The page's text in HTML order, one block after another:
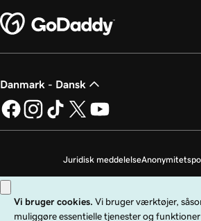
Danmark - Dansk
Juridisk meddelelse
Copyright © 1999 - 2026 GoDaddy Operating